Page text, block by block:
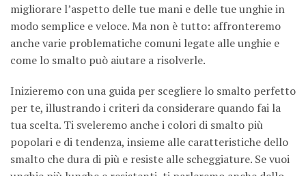
migliorare l’aspetto delle tue mani e delle tue unghie in
modo semplice e veloce. Ma non è tutto: affronteremo
anche varie problematiche comuni legate alle unghie e
come lo smalto può aiutare a risolverle.
Inizieremo con una guida per scegliere lo smalto perfetto
per te, illustrando i criteri da considerare quando fai la
tua scelta. Ti sveleremo anche i colori di smalto più
popolari e di tendenza, insieme alle caratteristiche dello
smalto che dura di più e resiste alle scheggiature. Se vuoi